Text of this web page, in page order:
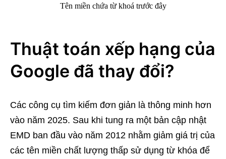
Tên miền chứa từ khoá trước đây
Thuật toán xếp hạng của
Google đã thay đổi?
Các công cụ tìm kiếm đơn giản là thông minh hơn
vào năm 2025. Sau khi tung ra một bản cập nhật
EMD ban đầu vào năm 2012 nhằm giảm giá trị của
các tên miền chất lượng thấp sử dụng từ khóa để